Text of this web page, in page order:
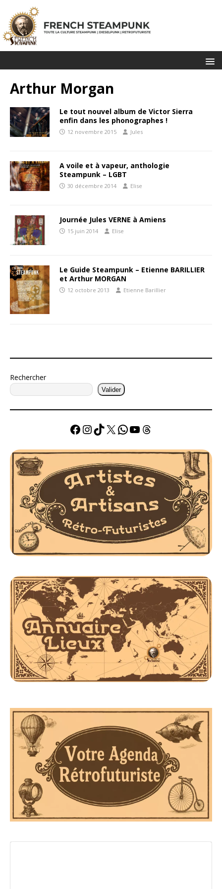
Arthur Morgan
Le tout nouvel album de Victor Sierra
enfin dans les phonographes !
12 novembre 2015 Jules
A voile et à vapeur, anthologie
Steampunk – LGBT
30 décembre 2014 Elise
Journée Jules VERNE à Amiens
15 juin 2014 Elise
Le Guide Steampunk – Etienne BARILLIER
et Arthur MORGAN
12 octobre 2013 Etienne Barillier
Rechercher
Valider